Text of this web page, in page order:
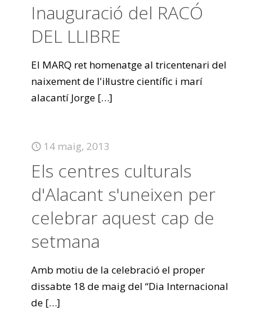
Inauguració del RACÓ
DEL LLIBRE
El MARQ ret homenatge al tricentenari del
naixement de l'il·lustre científic i marí
alacantí Jorge […]
14 maig, 2013
Els centres culturals
d'Alacant s'uneixen per
celebrar aquest cap de
setmana
Amb motiu de la celebració el proper
dissabte 18 de maig del “Dia Internacional
de […]